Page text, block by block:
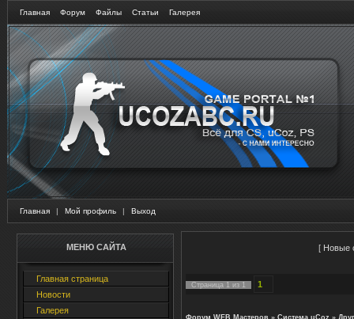
Главная Форум Файлы Статьи Галерея
Главная | Мой профиль | Выход
МЕНЮ САЙТА
Главная страница
Новости
Галерея
[ Новые
Страница 1 из 1 1
Форум WEB Мастеров » Система uCoz »